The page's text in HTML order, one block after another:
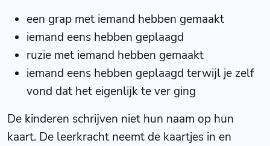
een grap met iemand hebben gemaakt
iemand eens hebben geplaagd
ruzie met iemand hebben gemaakt
iemand eens hebben geplaagd terwijl je zelf
vond dat het eigenlijk te ver ging
De kinderen schrijven niet hun naam op hun
kaart. De leerkracht neemt de kaartjes in en